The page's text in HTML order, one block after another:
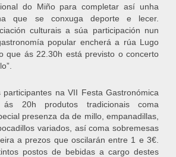
do Miño para completar así unha
que se conxuga deporte e lecer.
culturais a súa participación nun
popular encherá a rúa Lugo
que ás 22.30h está previsto o concerto
participantes na VII Festa Gastronómica
ás 20h produtos tradicionais coma
presenza da de millo, empanadillas,
variados, así coma sobremesas
a prezos que oscilarán entre 1 e 3€.
postos de bebidas a cargo destes